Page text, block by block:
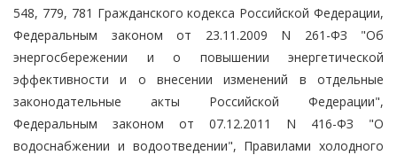
548, 779, 781 Гражданского кодекса Российской Федерации,
Федеральным законом от 23.11.2009 N 261-ФЗ "Об
энергосбережении и о повышении энергетической
эффективности и о внесении изменений в отдельные
законодательные акты Российской Федерации",
Федеральным законом от 07.12.2011 N 416-ФЗ "О
водоснабжении и водоотведении", Правилами холодного